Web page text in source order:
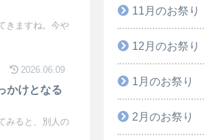
きますね。今や
2026.06.09
かけとなる
みると、別人の
11月のお祭り
12月のお祭り
1月のお祭り
2月のお祭り